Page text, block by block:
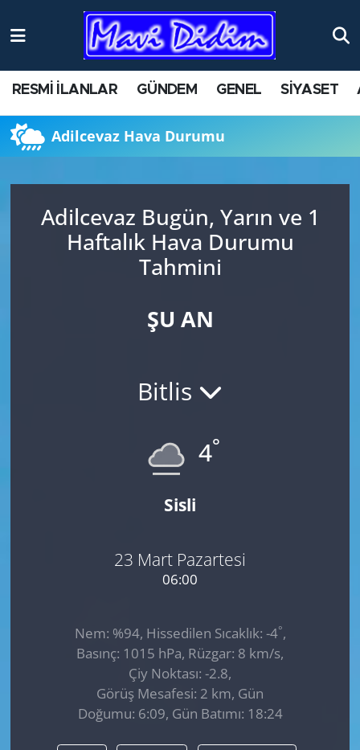
RESMİ İLANLAR GÜNDEM GENEL SİYASET
Adilcevaz Hava Durumu
Adilcevaz Bugün, Yarın ve 1
Haftalık Hava Durumu
Tahmini
ŞU AN
Bitlis
4°
Sisli
23 Mart Pazartesi
06:00
Nem: %94, Hissedilen Sıcaklık: -4°,
Basınç: 1015 hPa, Rüzgar: 8 km/s,
Çiy Noktası: -2.8,
Görüş Mesafesi: 2 km, Gün
Doğumu: 6:09, Gün Batımı: 18:24
ANTİK YERLER
AYDIN
BİLİM VE TEKNOLOJİ
ÇEVRE
KÜLTÜR SANAT
SAĞLIK
SPOR
Nöbetçi Eczaneler
Namaz Vakitleri
Trafik Durumu
Süper Lig Puan Durumu ve Fikstür
Tüm Manşetler